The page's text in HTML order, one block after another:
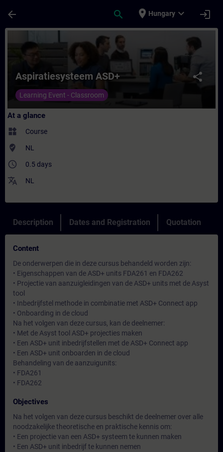
arrow_back search place Hungary expand_more login
Course - Aspiratiesysteem ASD+ -
share
Aspiratiesysteem ASD+
Learning Event - Classroom
At a glance
widgets Course
where_to_vote NL
access_time 0.5 days
translate NL
Description Dates and Registration Quotation
Content
De onderwerpen die in deze cursus behandeld worden zijn:
• Eigenschappen van de ASD+ units FDA261 en FDA262
• Projectie van aanzuigleidingen van de ASD+ units met de Asyst
tool
• Inbedrijfstel methode in combinatie met ASD+ Connect app
• Onboarding in de cloud
Na het volgen van deze cursus, kan de deelnemer:
• Met de Asyst tool ASD+ projecties maken
• Een ASD+ unit inbedrijfstellen met de ASD+ Connect app
• Een ASD+ unit onboarden in de cloud
Behandeling van de aanzuigunits:
• FDA261
• FDA262
Objectives
Na het volgen van deze cursus beschikt de deelnemer over alle
noodzakelijke theoretische en praktische kennis om:
• Een projectie van een ASD+ systeem te kunnen maken
• Een ASD+ unit inbedrijf te kunnen nemen